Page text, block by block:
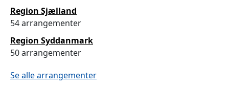
Region Sjælland
54 arrangementer
Region Syddanmark
50 arrangementer
Se alle arrangementer